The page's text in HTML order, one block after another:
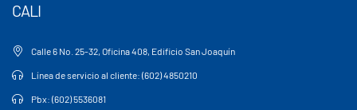
CALI
Calle 6 No. 25-32, Oficina 408, Edificio San Joaquín
Línea de servicio al cliente: (602) 4850210
Pbx: (602) 5536081